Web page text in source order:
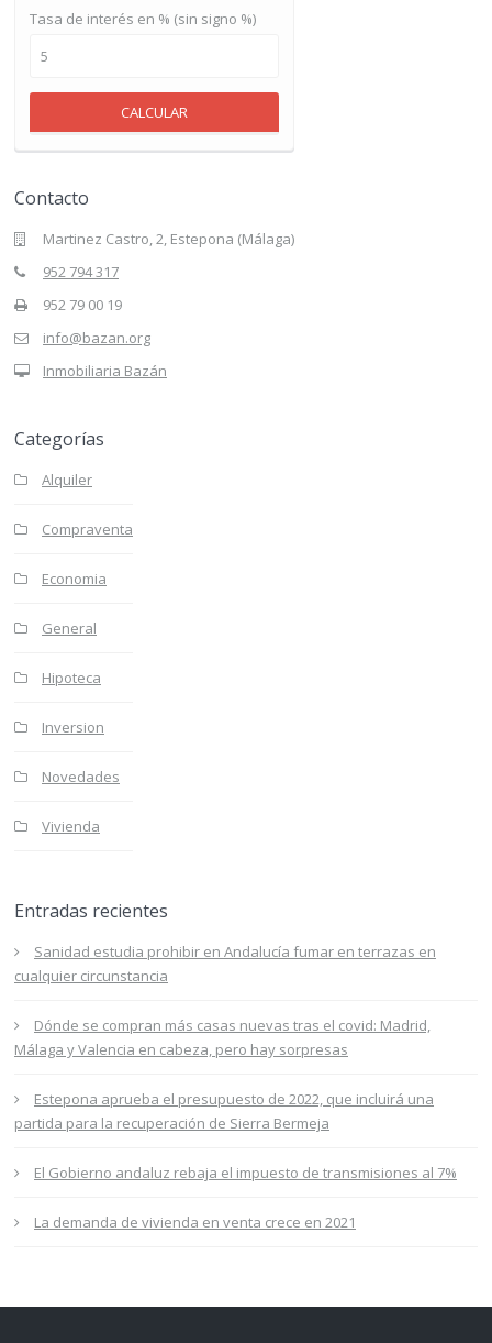
Tasa de interés en % (sin signo %)
CALCULAR
Contacto
Martinez Castro, 2, Estepona (Málaga)
952 794 317
952 79 00 19
info@bazan.org
Inmobiliaria Bazán
Categorías
Alquiler
Compraventa
Economia
General
Hipoteca
Inversion
Novedades
Vivienda
Entradas recientes
Sanidad estudia prohibir en Andalucía fumar en terrazas en
cualquier circunstancia
Dónde se compran más casas nuevas tras el covid: Madrid,
Málaga y Valencia en cabeza, pero hay sorpresas
Estepona aprueba el presupuesto de 2022, que incluirá una
partida para la recuperación de Sierra Bermeja
El Gobierno andaluz rebaja el impuesto de transmisiones al 7%
La demanda de vivienda en venta crece en 2021